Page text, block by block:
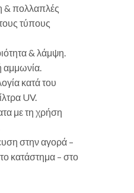
& πολλαπλές
τύπους
& λάμψη.
αμμωνία.
κατά του
UV.
με τη χρήση
στην αγορά –
κατάστημα – στο